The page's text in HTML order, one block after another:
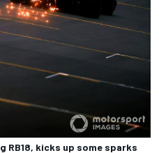
RB18, kicks up some sparks